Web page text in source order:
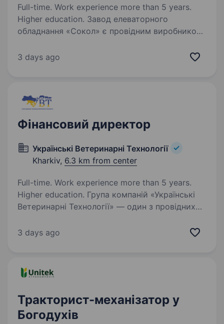
Full-time. Work experience more than 5 years.
Higher education. Завод елеваторного
обладнання «Сокол» є провідним виробником
відкрита вакансія на посаду Керівник
3 days ago
Фінансовий директор
Українські Ветеринарні Технології
Kharkiv, 6.3 km from center
Full-time. Work experience more than 5 years.
Higher education. Група компаній «Українські
Ветеринарні Технології» — один з провідних
ветеринарних препаратів та продуктів для
3 days ago
Тракторист-механізатор у
Богодухів